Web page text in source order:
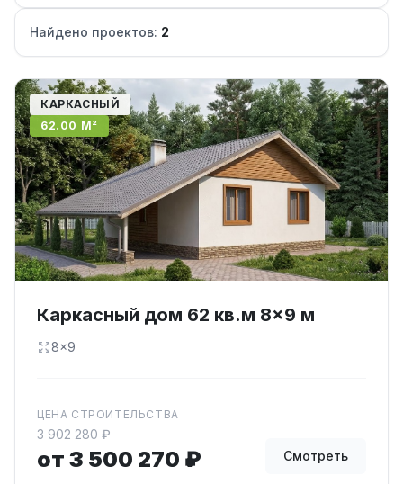
Найдено проектов: 2
КАРКАСНЫЙ
62.00 М²
Каркасный дом 62 кв.м 8x9 м
8x9
ЦЕНА СТРОИТЕЛЬСТВА
3 902 280 ₽
от 3 500 270 ₽ Смотреть